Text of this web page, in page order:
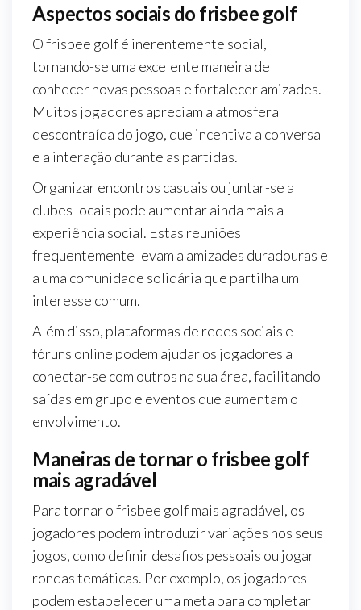
Aspectos sociais do frisbee golf
O frisbee golf é inerentemente social,
tornando-se uma excelente maneira de
conhecer novas pessoas e fortalecer amizades.
Muitos jogadores apreciam a atmosfera
descontraída do jogo, que incentiva a conversa
e a interação durante as partidas.
Organizar encontros casuais ou juntar-se a
clubes locais pode aumentar ainda mais a
experiência social. Estas reuniões
frequentemente levam a amizades duradouras e
a uma comunidade solidária que partilha um
interesse comum.
Além disso, plataformas de redes sociais e
fóruns online podem ajudar os jogadores a
conectar-se com outros na sua área, facilitando
saídas em grupo e eventos que aumentam o
envolvimento.
Maneiras de tornar o frisbee golf
mais agradável
Para tornar o frisbee golf mais agradável, os
jogadores podem introduzir variações nos seus
jogos, como definir desafios pessoais ou jogar
rondas temáticas. Por exemplo, os jogadores
podem estabelecer uma meta para completar